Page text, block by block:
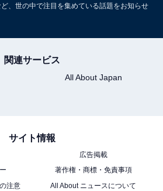
、世の中で注目を集めている話題をお知らせ
関連サービス
All About Japan
サイト情報
広告掲載
著作権・商標・免責事項
注意
All About ニュースについて